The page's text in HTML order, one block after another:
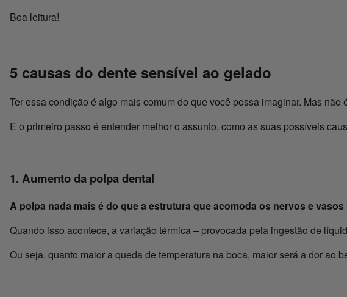
Boa leitura!
5 causas do dente sensível ao gelado
Ter essa condição é algo mais comum do que você possa imaginar. Mas
E o primeiro passo é entender melhor o assunto, como as suas possíveis
1. Aumento da polpa dental
A polpa nada mais é do que a estrutura que acomoda os nervos e
Quando isso acontece, a variação térmica – provocada pela ingestão de
Ou seja, quanto maior a queda de temperatura na boca, maior será a dor ao